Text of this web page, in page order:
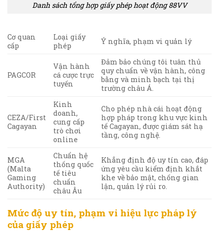
Danh sách tổng hợp giấy phép hoạt động 88VV
Cơ quan
cấp
Loại giấy
phép
Ý nghĩa, phạm vi quản lý
PAGCOR
Vận hành
cá cược trực
tuyến
Đảm bảo chúng tôi tuân thủ
quy chuẩn về vận hành, công
bằng và minh bạch tại thị
trường châu Á.
CEZA/First
Cagayan
Kinh
doanh,
cung cấp
trò chơi
online
Cho phép nhà cái hoạt động
hợp pháp trong khu vực kinh
tế Cagayan, được giám sát hạ
tầng, công nghệ.
MGA
(Malta
Gaming
Authority)
Chuẩn hệ
thống quốc
tế tiêu
chuẩn
châu Âu
Khẳng định độ uy tín cao, đáp
ứng yêu cầu kiểm định khắt
khe về bảo mật, chống gian
lận, quản lý rủi ro.
Mức độ uy tín, phạm vi hiệu lực pháp lý
của giấy phép